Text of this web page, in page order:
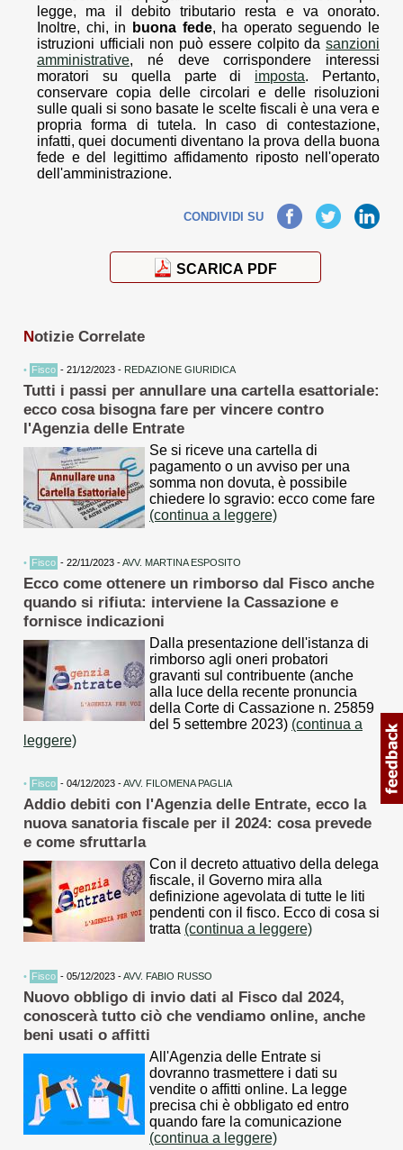
legge, ma il debito tributario resta e va onorato.
Inoltre, chi, in
buona fede, ha operato seguendo le
istruzioni ufficiali non può essere colpito da sanzioni
amministrative, né deve corrispondere interessi
moratori su quella parte di imposta. Pertanto,
conservare copia delle circolari e delle risoluzioni
sulle quali si sono basate le scelte fiscali è una vera e
propria forma di tutela. In caso di contestazione,
infatti, quei documenti diventano la prova della buona
fede e del legittimo affidamento riposto nell'operato
dell'amministrazione.
CONDIVIDI SUFacebook TwitterLinkedIn
SCARICA PDF
Notizie Correlate
• Fisco - 21/12/2023 - REDAZIONE GIURIDICA
Tutti i passi per annullare una cartella esattoriale:
ecco cosa bisogna fare per vincere contro
l'Agenzia delle Entrate
Se si riceve una cartella di
pagamento o un avviso per una
somma non dovuta, è possibile
chiedere lo sgravio: ecco come fare
(continua a leggere)
• Fisco - 22/11/2023 -AVV. MARTINA ESPOSITO
Ecco come ottenere un rimborso dal Fisco anche
quando si rifiuta: interviene la Cassazione e
fornisce indicazioni
Dalla presentazione dell'istanza di
rimborso agli oneri probatori
gravanti sul contribuente (anche
alla luce della recente pronuncia
della Corte di Cassazione n. 25859
del 5 settembre 2023) (continua a
leggere)
• Fisco - 04/12/2023 -AVV. FILOMENA PAGLIA
Addio debiti con l'Agenzia delle Entrate, ecco la
nuova sanatoria fiscale per il 2024: cosa prevede
e come sfruttarla
Con il decreto attuativo della delega
fiscale, il Governo mira alla
definizione agevolata di tutte le liti
pendenti con il fisco. Ecco di cosa si
tratta (continua a leggere)
• Fisco - 05/12/2023 -AVV. FABIO RUSSO
Nuovo obbligo di invio dati al Fisco dal 2024,
conoscerà tutto ciò che vendiamo online, anche
beni usati o affitti
All'Agenzia delle Entrate si
dovranno trasmettere i dati su
vendite o affitti online. La legge
precisa chi è obbligato ed entro
quando fare la comunicazione
(continua a leggere)